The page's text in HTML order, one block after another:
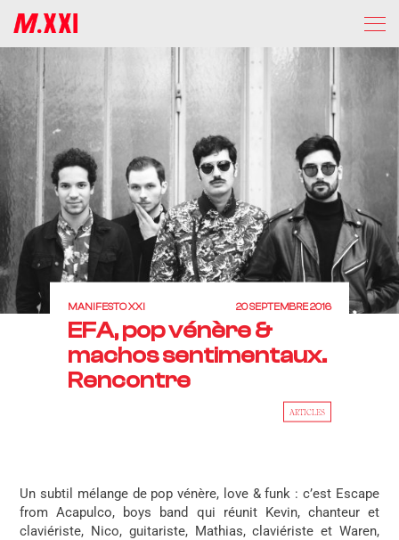
MANIFESTO XXI 20 SEPTEMBRE 2016
EFA, pop vénère &
machos sentimentaux.
Rencontre
ARTICLES
Un subtil mélange de pop vénère, love & funk : c’est Escape
from Acapulco, boys band qui réunit Kevin, chanteur et
claviériste, Nico, guitariste, Mathias, claviériste et Waren,